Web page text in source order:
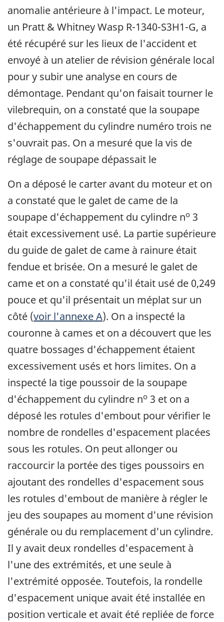
anomalie antérieure à l'impact. Le moteur,
un Pratt & Whitney Wasp R-1340-S3H1-G, a
été récupéré sur les lieux de l'accident et
envoyé à un atelier de révision générale local
pour y subir une analyse en cours de
démontage. Pendant qu'on faisait tourner le
vilebrequin, on a constaté que la soupape
d'échappement du cylindre numéro trois ne
s'ouvrait pas. On a mesuré que la vis de
réglage de soupape dépassait le
On a déposé le carter avant du moteur et on
a constaté que le galet de came de la
soupape d'échappement du cylindre no 3
était excessivement usé. La partie supérieure
du guide de galet de came à rainure était
fendue et brisée. On a mesuré le galet de
came et on a constaté qu'il était usé de 0,249
pouce et qu'il présentait un méplat sur un
côté (voir l'annexe A). On a inspecté la
couronne à cames et on a découvert que les
quatre bossages d'échappement étaient
excessivement usés et hors limites. On a
inspecté la tige poussoir de la soupape
d'échappement du cylindre no 3 et on a
déposé les rotules d'embout pour vérifier le
nombre de rondelles d'espacement placées
sous les rotules. On peut allonger ou
raccourcir la portée des tiges poussoirs en
ajoutant des rondelles d'espacement sous
les rotules d'embout de manière à régler le
jeu des soupapes au moment d'une révision
générale ou du remplacement d'un cylindre.
Il y avait deux rondelles d'espacement à
l'une des extrémités, et une seule à
l'extrémité opposée. Toutefois, la rondelle
d'espacement unique avait été installée en
position verticale et avait été repliée de force